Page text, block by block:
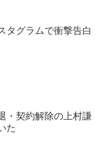
タグラムで衝撃告白
・契約解除の上村謙
た